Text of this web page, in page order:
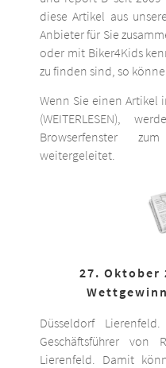
diese Artikel aus
Anbieter für Sie
oder mit Biker4Kids
zu finden sind, so
Wenn Sie einen Artikel
(WEITERLESEN),
Browserfenster
weitergeleitet.
27. Oktober
Düsseldorf
Geschäftsführer von
Lierenfeld. Damit